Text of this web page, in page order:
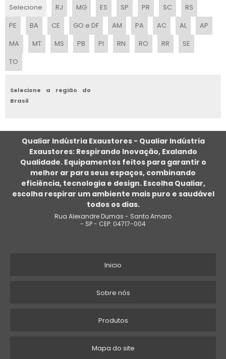
MANUTENÇÃO DE EXAUSTORES SP
MANUTENÇÃO EXAUSTORES INDUSTRIAIS
COTAR REPARO DE EXAUSTOR
REPARO DE EXAUSTOR
Selecione RJ MG ES SP PR SC
RS
PE
BA CE GO e DF AM PA AC AL
AP
MA
MT MS PB PI RN RO RR
SE
TO
Selecione a região do
Brasil
Qualiar Indústria Exaustores - Qualiar Indústria
Exaustores: Respirando Inovação, Exalando
Qualidade. Equipamentos feitos para garantir o
melhor ar para seus espaços, combinando
eficiência, tecnologia e design. Escolha Qualiar,
escolha respirar um ambiente mais puro e saudável
todos os dias.
Rua Alexandre Dumas - Santo Amaro
- SP - CEP: 04717-004
Inicio
Sobre nós
Produtos
Mapa do site